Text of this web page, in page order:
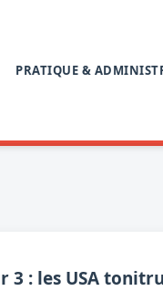
PRATIQUE &
3 : les USA